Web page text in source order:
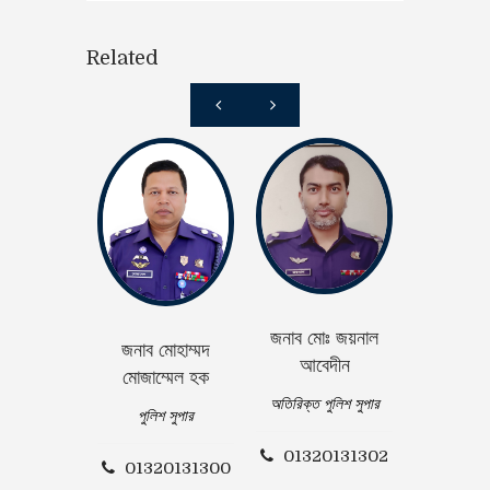
Related
জনাব মোহাম্মদ
মোজাম্মেল হক
পুলিশ সুপার
01320131300
জনাব মোঃ জয়নাল
আবেদীন
অতিরিক্ত পুলিশ সুপার
01320131302